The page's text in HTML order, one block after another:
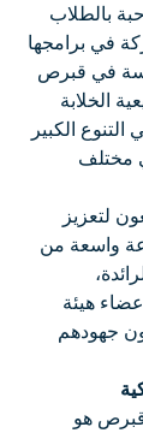
بالطلاب
في برامجها
في قبرص
الخلابة
الكبير
مختلف
لتعزيز
واسعة من
هيئة
جهودهم
هو